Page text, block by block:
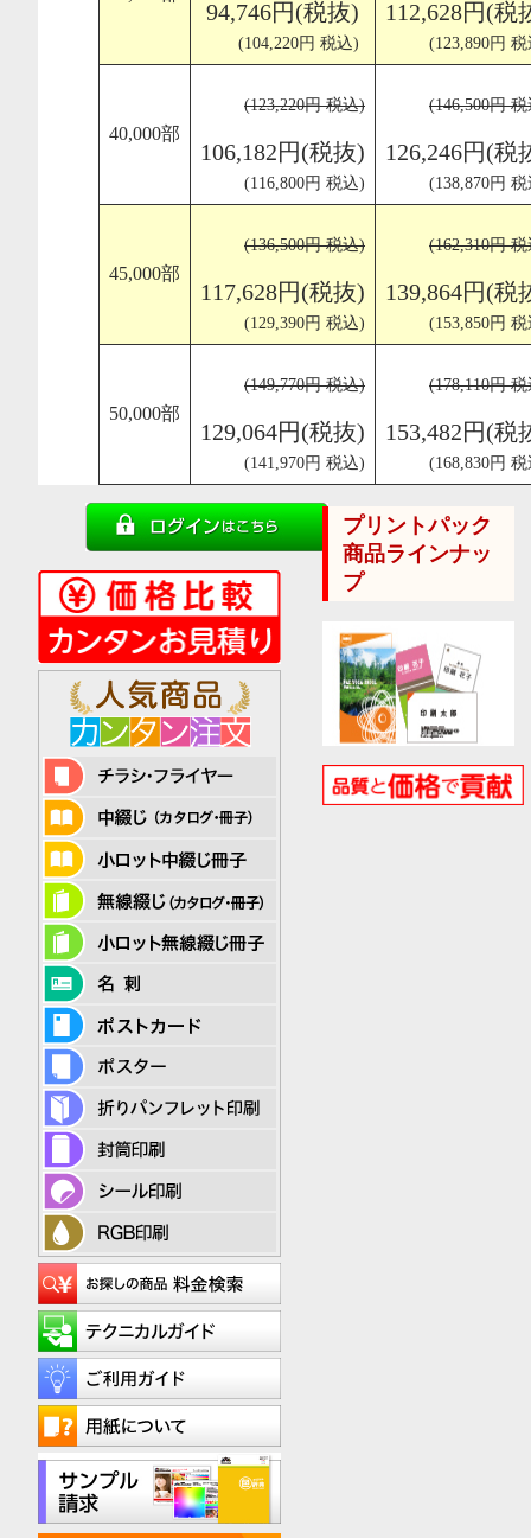
94,746円(税抜)
(104,220円 税込)
112,628円(税
(123,890円
40,000部
(123,220円 税込)
106,182円(税抜)
(116,800円 税込)
(146,500円
126,246円(税
(138,870円
45,000部
(136,500円 税込)
117,628円(税抜)
(129,390円 税込)
(162,310円
139,864円(税
(153,850円
50,000部
(149,770円 税込)
129,064円(税抜)
(141,970円 税込)
(178,110円
153,482円(税
(168,830円
プリントパック
商品ラインナッ
プ